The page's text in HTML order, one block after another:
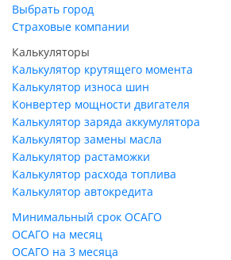
Выбрать город
Страховые компании
Калькуляторы
Калькулятор крутящего момента
Калькулятор износа шин
Конвертер мощности двигателя
Калькулятор заряда аккумулятора
Калькулятор замены масла
Калькулятор растаможки
Калькулятор расхода топлива
Калькулятор автокредита
Минимальный срок ОСАГО
ОСАГО на месяц
ОСАГО на 3 месяца